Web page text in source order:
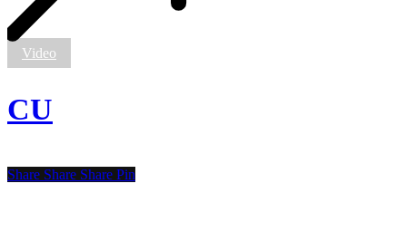
Video
CU
Share Share Share Pin